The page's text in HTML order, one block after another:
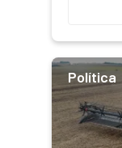
Política